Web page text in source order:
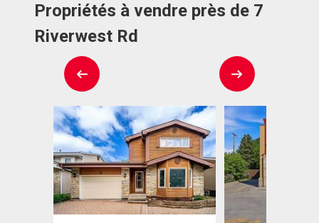
Propriétés à vendre près de 7
Riverwest Rd